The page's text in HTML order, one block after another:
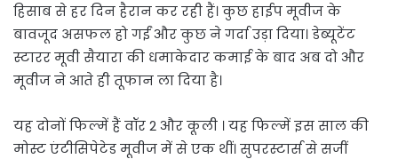
हिसाब से हर दिन हैरान कर रही हैं। कुछ हाईप मूवीज के
बावजूद असफल हो गईं और कुछ ने गर्दा उड़ा दिया। डेब्यूटेंट
स्टारर मूवी सैयारा की धमाकेदार कमाई के बाद अब दो और
मूवीज ने आते ही तूफान ला दिया है।
यह दोनों फिल्में हैं वॉर 2 और कूली । यह फिल्में इस साल की
मोस्ट एंटीसिपेटेड मूवीज में से एक थीं। सुपरस्टार्स से सजीं